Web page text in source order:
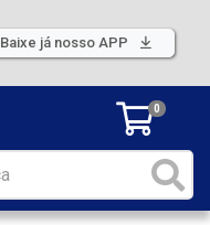
Baixe já nosso APP
0